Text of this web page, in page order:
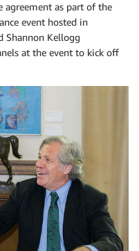
agreement as part of the
event hosted in
Shannon Kellogg
at the event to kick off